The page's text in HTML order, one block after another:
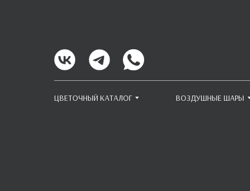
ЦВЕТОЧНЫЙ КАТАЛОГ ВОЗДУШНЫЕ ШАРЫ